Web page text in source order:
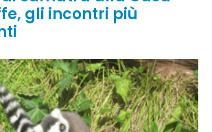
gli incontri più